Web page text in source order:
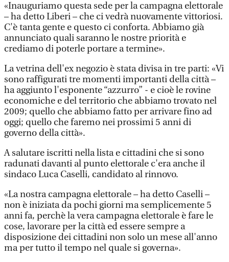
«Inauguriamo questa sede per la campagna elettorale
– ha detto Liberi – che ci vedrà nuovamente vittoriosi.
C'è tanta gente e questo ci conforta. Abbiamo già
annunciato quali saranno le nostre priorità e
crediamo di poterle portare a termine».
La vetrina dell'ex negozio è stata divisa in tre parti: «Vi
sono raffigurati tre momenti importanti della città –
ha aggiunto l'esponente “azzurro” - e cioè le rovine
economiche e del territorio che abbiamo trovato nel
2009; quello che abbiamo fatto per arrivare fino ad
oggi; quello che faremo nei prossimi 5 anni di
governo della città».
A salutare iscritti nella lista e cittadini che si sono
radunati davanti al punto elettorale c'era anche il
sindaco Luca Caselli, candidato al rinnovo.
«La nostra campagna elettorale – ha detto Caselli –
non è iniziata da pochi giorni ma semplicemente 5
anni fa, perchè la vera campagna elettorale è fare le
cose, lavorare per la città ed essere sempre a
disposizione dei cittadini non solo un mese all'anno
ma per tutto il tempo nel quale si governa».